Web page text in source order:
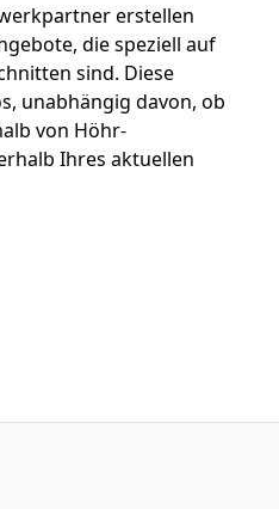
erstellen
die speziell auf
sind. Diese
unabhängig davon, ob
von Höhr-
Ihres aktuellen